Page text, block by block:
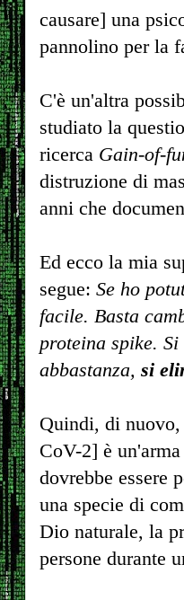
causare] una
pannolino per la
C'è un'altra
studiato la
ricerca Gain-of-
distruzione di
anni che
Ed ecco la mia
segue: Se ho
facile. Basta
proteina spike.
abbastanza, si
Quindi, di nuovo,
CoV-2] è
dovrebbe essere
una specie di
Dio naturale, la
persone durante